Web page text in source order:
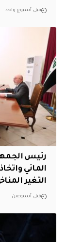
قبل أسبوع واحد
رئيس
المائي
التغير
قبل أسبوعين